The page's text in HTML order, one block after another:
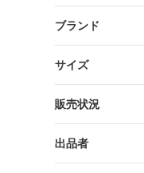
ブランド
サイズ
販売状況
出品者